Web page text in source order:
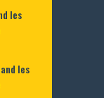
les
les